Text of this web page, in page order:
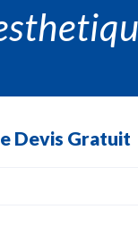
Devis Gratuit